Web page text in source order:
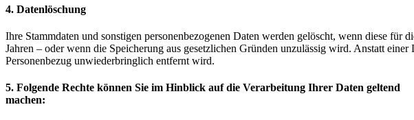
4. Datenlöschung
Ihre Stammdaten und sonstigen personenbezogenen Daten werden gelöscht, wenn diese
Jahren – oder wenn die Speicherung aus gesetzlichen Gründen unzulässig wird. Anstatt
Personenbezug unwiederbringlich entfernt wird.
5. Folgende Rechte können Sie im Hinblick auf die Verarbeitung Ihrer Daten geltend
machen: